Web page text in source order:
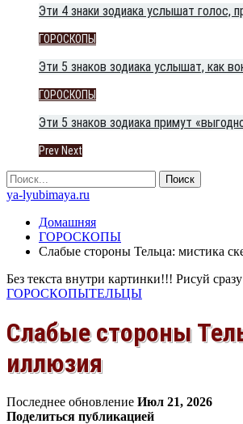
Эти 4 знаки зодиака услышат голос,
ГОРОСКОПЫ
Эти 5 знаков зодиака услышат, как
ГОРОСКОПЫ
Эти 5 знаков зодиака примут
Prev Next
ya-lyubimaya.ru
Домашняя
ГОРОСКОПЫ
Слабые стороны Тельца: мистика
Без текста внутри картинки!!! Рисуй
ГОРОСКОПЫТЕЛЬЦЫ
Слабые стороны
иллюзия
Последнее обновление Июл 21, 2026
Поделиться публикацией